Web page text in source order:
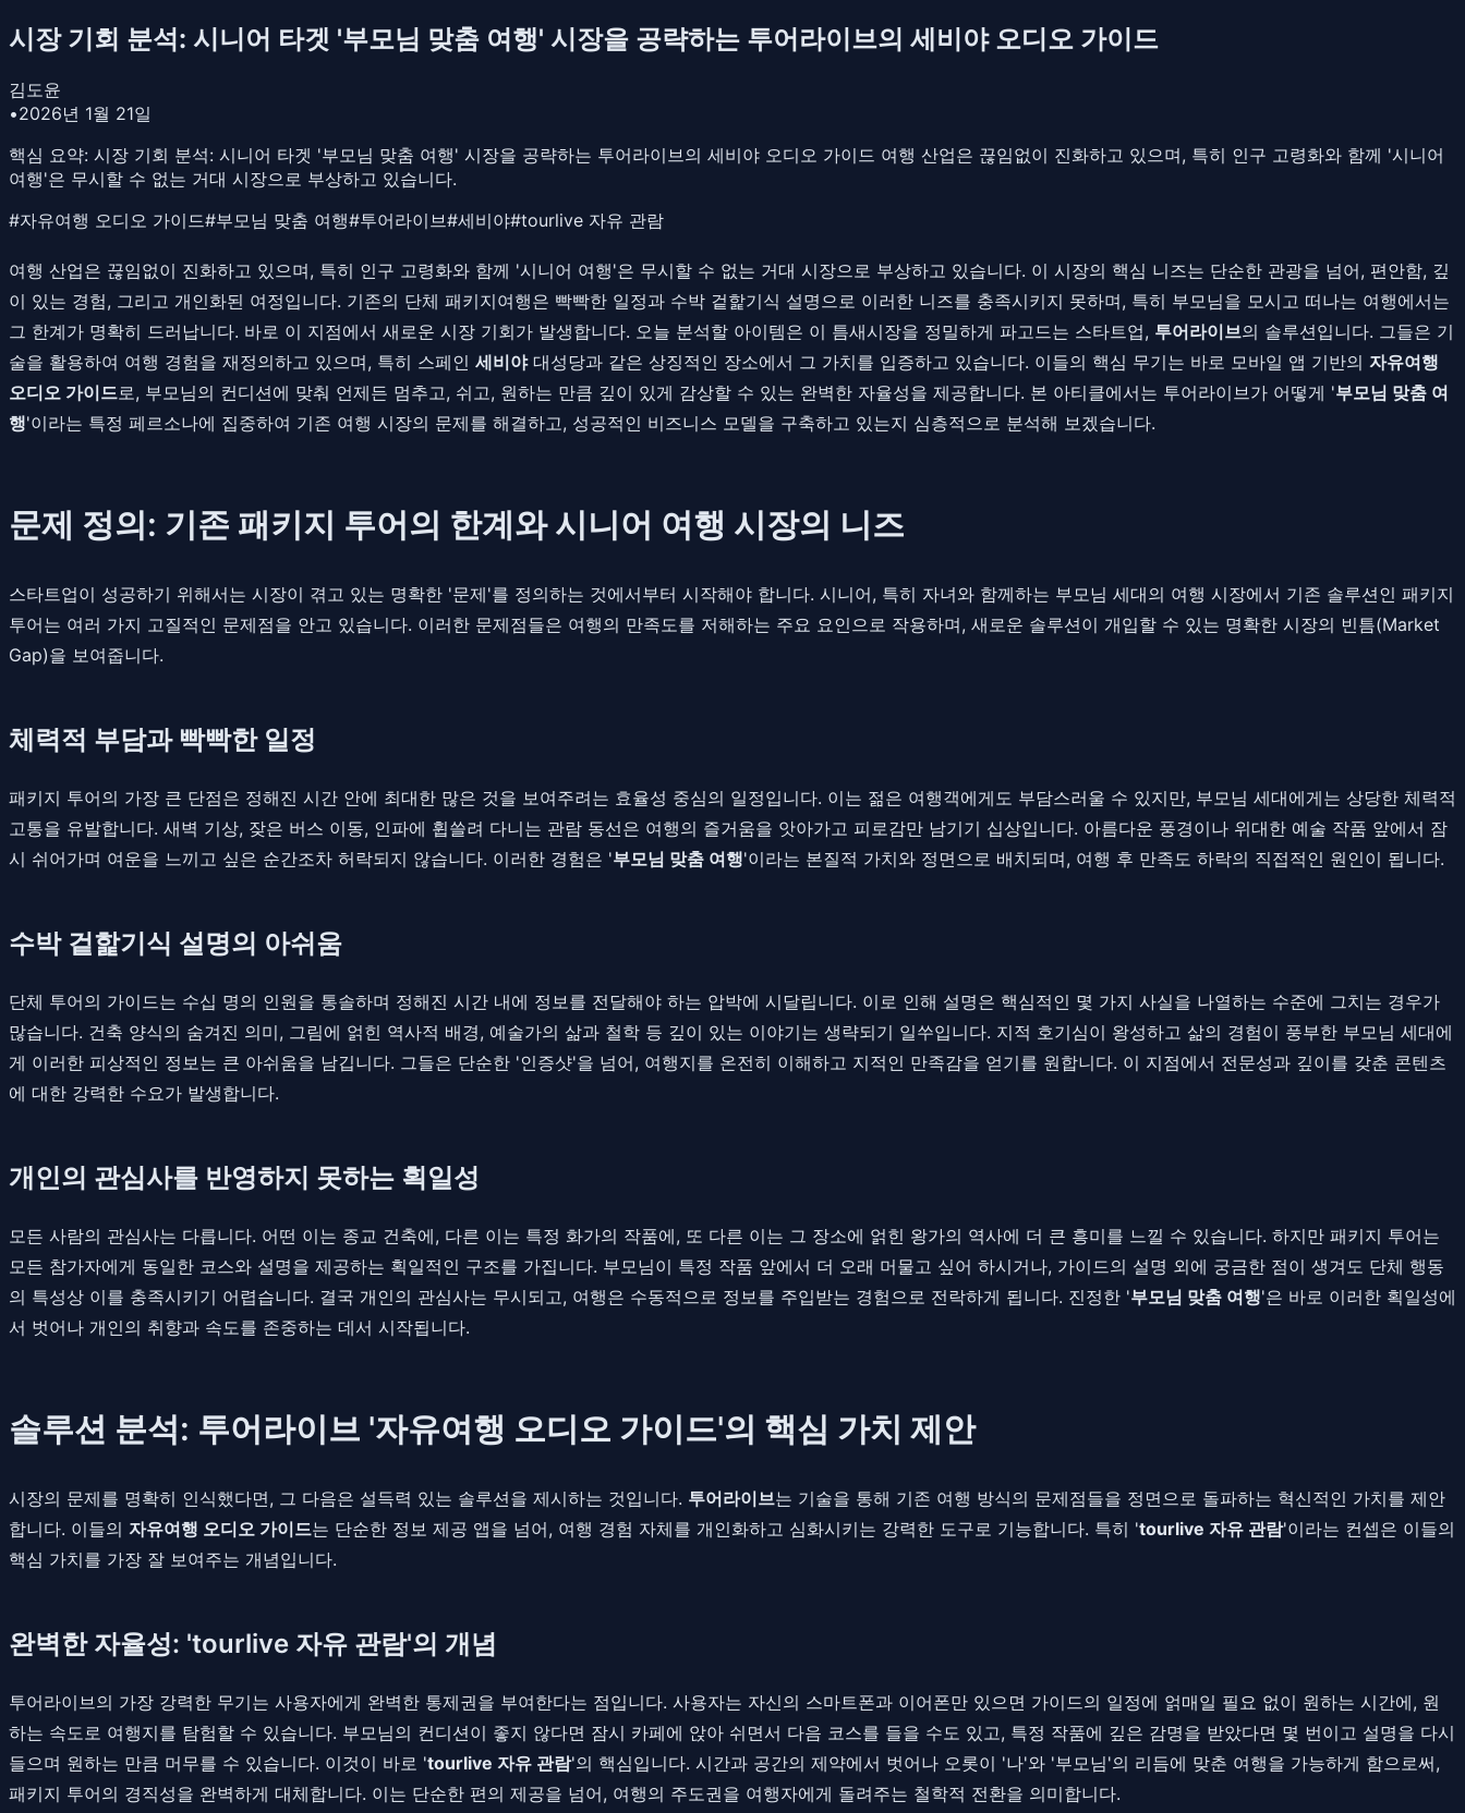
시장 기회 분석: 시니어 타겟 '부모님 맞춤 여행' 시장을 공략하는 투어라이브의 세비야 오디오 가이드
김도윤
•2026년 1월 21일
핵심 요약: 시장 기회 분석: 시니어 타겟 '부모님 맞춤 여행' 시장을 공략하는 투어라이브의 세비야 오디오 가이드 여행 산업은 끊임없이 진화하고 있으며, 특히 인구 고령화와 함께 '시니어
여행'은 무시할 수 없는 거대 시장으로 부상하고 있습니다.
#자유여행 오디오 가이드#부모님 맞춤 여행#투어라이브#세비야#tourlive 자유 관람
여행 산업은 끊임없이 진화하고 있으며, 특히 인구 고령화와 함께 '시니어 여행'은 무시할 수 없는 거대 시장으로 부상하고 있습니다. 이 시장의 핵심 니즈는 단순한 관광을 넘어, 편안함, 깊
이 있는 경험, 그리고 개인화된 여정입니다. 기존의 단체 패키지여행은 빡빡한 일정과 수박 겉핥기식 설명으로 이러한 니즈를 충족시키지 못하며, 특히 부모님을 모시고 떠나는 여행에서는
그 한계가 명확히 드러납니다. 바로 이 지점에서 새로운 시장 기회가 발생합니다. 오늘 분석할 아이템은 이 틈새시장을 정밀하게 파고드는 스타트업, 투어라이브의 솔루션입니다. 그들은 기
술을 활용하여 여행 경험을 재정의하고 있으며, 특히 스페인 세비야대성당과 같은 상징적인 장소에서 그 가치를 입증하고 있습니다. 이들의 핵심 무기는 바로 모바일 앱 기반의 자유여행
오디오 가이드로, 부모님의 컨디션에 맞춰 언제든 멈추고, 쉬고, 원하는 만큼 깊이 있게 감상할 수 있는 완벽한 자율성을 제공합니다. 본 아티클에서는 투어라이브가 어떻게 '부모님 맞춤 여
행'이라는 특정 페르소나에 집중하여 기존 여행 시장의 문제를 해결하고, 성공적인 비즈니스 모델을 구축하고 있는지 심층적으로 분석해 보겠습니다.
문제 정의: 기존 패키지 투어의 한계와 시니어 여행 시장의 니즈
스타트업이 성공하기 위해서는 시장이 겪고 있는 명확한 '문제'를 정의하는 것에서부터 시작해야 합니다. 시니어, 특히 자녀와 함께하는 부모님 세대의 여행 시장에서 기존 솔루션인 패키지
투어는 여러 가지 고질적인 문제점을 안고 있습니다. 이러한 문제점들은 여행의 만족도를 저해하는 주요 요인으로 작용하며, 새로운 솔루션이 개입할 수 있는 명확한 시장의 빈틈(Market
Gap)을 보여줍니다.
체력적 부담과 빡빡한 일정
패키지 투어의 가장 큰 단점은 정해진 시간 안에 최대한 많은 것을 보여주려는 효율성 중심의 일정입니다. 이는 젊은 여행객에게도 부담스러울 수 있지만, 부모님 세대에게는 상당한 체력적
고통을 유발합니다. 새벽 기상, 잦은 버스 이동, 인파에 휩쓸려 다니는 관람 동선은 여행의 즐거움을 앗아가고 피로감만 남기기 십상입니다. 아름다운 풍경이나 위대한 예술 작품 앞에서 잠
시 쉬어가며 여운을 느끼고 싶은 순간조차 허락되지 않습니다. 이러한 경험은 '부모님 맞춤 여행'이라는 본질적 가치와 정면으로 배치되며, 여행 후 만족도 하락의 직접적인 원인이 됩니다.
수박 겉핥기식 설명의 아쉬움
단체 투어의 가이드는 수십 명의 인원을 통솔하며 정해진 시간 내에 정보를 전달해야 하는 압박에 시달립니다. 이로 인해 설명은 핵심적인 몇 가지 사실을 나열하는 수준에 그치는 경우가
많습니다. 건축 양식의 숨겨진 의미, 그림에 얽힌 역사적 배경, 예술가의 삶과 철학 등 깊이 있는 이야기는 생략되기 일쑤입니다. 지적 호기심이 왕성하고 삶의 경험이 풍부한 부모님 세대에
게 이러한 피상적인 정보는 큰 아쉬움을 남깁니다. 그들은 단순한 '인증샷'을 넘어, 여행지를 온전히 이해하고 지적인 만족감을 얻기를 원합니다. 이 지점에서 전문성과 깊이를 갖춘 콘텐츠
에 대한 강력한 수요가 발생합니다.
개인의 관심사를 반영하지 못하는 획일성
모든 사람의 관심사는 다릅니다. 어떤 이는 종교 건축에, 다른 이는 특정 화가의 작품에, 또 다른 이는 그 장소에 얽힌 왕가의 역사에 더 큰 흥미를 느낄 수 있습니다. 하지만 패키지 투어는
모든 참가자에게 동일한 코스와 설명을 제공하는 획일적인 구조를 가집니다. 부모님이 특정 작품 앞에서 더 오래 머물고 싶어 하시거나, 가이드의 설명 외에 궁금한 점이 생겨도 단체 행동
의 특성상 이를 충족시키기 어렵습니다. 결국 개인의 관심사는 무시되고, 여행은 수동적으로 정보를 주입받는 경험으로 전락하게 됩니다. 진정한 '부모님 맞춤 여행'은 바로 이러한 획일성에
서 벗어나 개인의 취향과 속도를 존중하는 데서 시작됩니다.
솔루션 분석: 투어라이브 '자유여행 오디오 가이드'의 핵심 가치 제안
시장의 문제를 명확히 인식했다면, 그 다음은 설득력 있는 솔루션을 제시하는 것입니다. 투어라이브는 기술을 통해 기존 여행 방식의 문제점들을 정면으로 돌파하는 혁신적인 가치를 제안
합니다. 이들의 자유여행 오디오 가이드는 단순한 정보 제공 앱을 넘어, 여행 경험 자체를 개인화하고 심화시키는 강력한 도구로 기능합니다. 특히 'tourlive 자유 관람'이라는 컨셉은 이들의
핵심 가치를 가장 잘 보여주는 개념입니다.
완벽한 자율성: 'tourlive 자유 관람'의 개념
투어라이브의 가장 강력한 무기는 사용자에게 완벽한 통제권을 부여한다는 점입니다. 사용자는 자신의 스마트폰과 이어폰만 있으면 가이드의 일정에 얽매일 필요 없이 원하는 시간에, 원
하는 속도로 여행지를 탐험할 수 있습니다. 부모님의 컨디션이 좋지 않다면 잠시 카페에 앉아 쉬면서 다음 코스를 들을 수도 있고, 특정 작품에 깊은 감명을 받았다면 몇 번이고 설명을 다시
들으며 원하는 만큼 머무를 수 있습니다. 이것이 바로 'tourlive 자유 관람'의 핵심입니다. 시간과 공간의 제약에서 벗어나 오롯이 '나'와 '부모님'의 리듬에 맞춘 여행을 가능하게 함으로써,
패키지 투어의 경직성을 완벽하게 대체합니다. 이는 단순한 편의 제공을 넘어, 여행의 주도권을 여행자에게 돌려주는 철학적 전환을 의미합니다.